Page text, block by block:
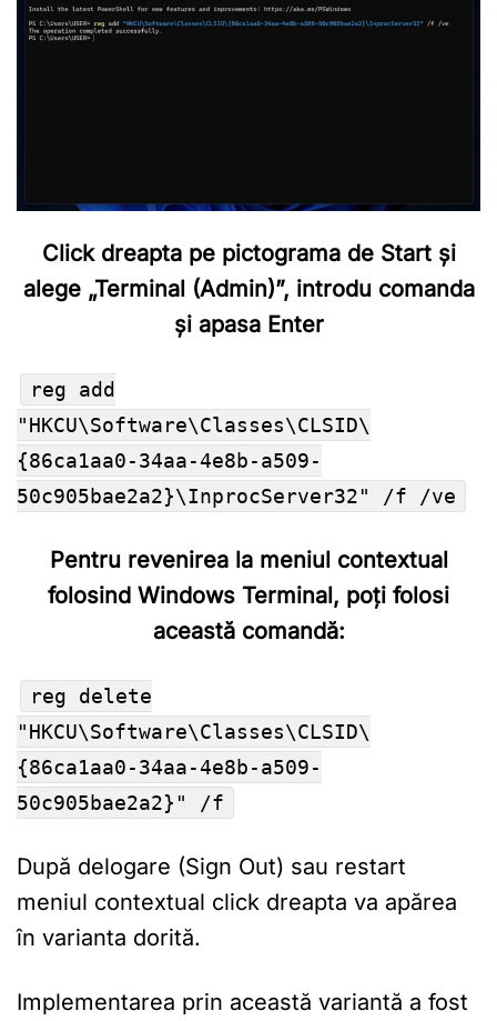
Click dreapta pe pictograma de Start și
alege „Terminal (Admin)”, introdu comanda
și apasa Enter
reg add
"HKCU\Software\Classes\CLSID\
{86ca1aa0-34aa-4e8b-a509-
50c905bae2a2}\InprocServer32" /f /ve
Pentru revenirea la meniul contextual
folosind Windows Terminal, poți folosi
această comandă:
reg delete
"HKCU\Software\Classes\CLSID\
{86ca1aa0-34aa-4e8b-a509-
50c905bae2a2}" /f
După delogare (Sign Out) sau restart
meniul contextual click dreapta va apărea
în varianta dorită.
Implementarea prin această variantă a fost